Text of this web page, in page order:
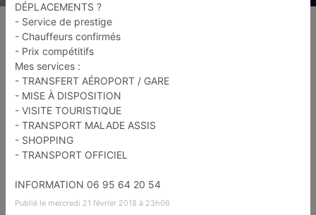
My Drivers Vip
VTC / Taxi / transport de personnes
Janville-sur-Juine
Favori
Ouvert jusqu'à minuit
DÉPLACEMENTS ?
- Service de prestige
- Chauffeurs confirmés
- Prix compétitifs
Mes services :
- TRANSFERT AÉROPORT / GARE
- MISE À DISPOSITION
- VISITE TOURISTIQUE
- TRANSPORT MALADE ASSIS
- SHOPPING
- TRANSPORT OFFICIEL
INFORMATION 06 95 64 20 54
Publié le mercredi 21 février 2018 à 23h06